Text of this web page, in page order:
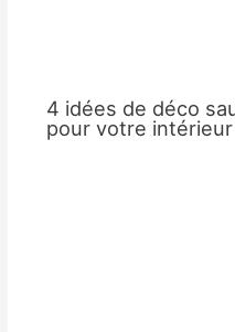
4 idées de déco
pour votre intérieur